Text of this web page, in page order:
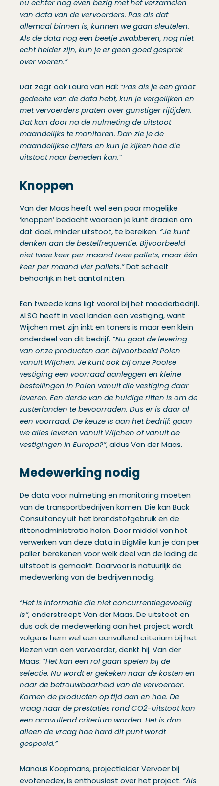
nu echter nog even bezig met het verzamelen
van data van de vervoerders. Pas als dat
allemaal binnen is, kunnen we gaan sleutelen.
Als de data nog een beetje zwabberen, nog niet
echt helder zijn, kun je er geen goed gesprek
over voeren.”
Dat zegt ook Laura van Hal: “Pas als je een groot
gedeelte van de data hebt, kun je vergelijken en
met vervoerders praten over gunstiger rijtijden.
Dat kan door na de nulmeting de uitstoot
maandelijks te monitoren. Dan zie je de
maandelijkse cijfers en kun je kijken hoe die
uitstoot naar beneden kan.”
Knoppen
Van der Maas heeft wel een paar mogelijke
‘knoppen’ bedacht waaraan je kunt draaien om
dat doel, minder uitstoot, te bereiken. “Je kunt
denken aan de bestelfrequentie. Bijvoorbeeld
niet twee keer per maand twee pallets, maar één
keer per maand vier pallets.”Dat scheelt
behoorlijk in het aantal ritten.
Een tweede kans ligt vooral bij het moederbedrijf.
ALSO heeft in veel landen een vestiging, want
Wijchen met zijn inkt en toners is maar een klein
onderdeel van dit bedrijf. “Nu gaat de levering
van onze producten aan bijvoorbeeld Polen
vanuit Wijchen. Je kunt ook bij onze Poolse
vestiging een voorraad aanleggen en kleine
bestellingen in Polen vanuit die vestiging daar
leveren. Een derde van de huidige ritten is om de
zusterlanden te bevoorraden. Dus er is daar al
een voorraad. De keuze is aan het bedrijf: gaan
we alles leveren vanuit Wijchen of vanuit de
vestigingen in Europa?”, aldus Van der Maas.
Medewerking nodig
De data voor nulmeting en monitoring moeten
van de transportbedrijven komen. Die kan Buck
Consultancy uit het brandstofgebruik en de
rittenadministratie halen. Door middel van het
verwerken van deze data in BigMile kun je dan per
pallet berekenen voor welk deel van de lading de
uitstoot is gemaakt. Daarvoor is natuurlijk de
medewerking van de bedrijven nodig.
“Het is informatie die niet concurrentiegevoelig
is”, onderstreept Van der Maas. De uitstoot en
dus ook de medewerking aan het project wordt
volgens hem wel een aanvullend criterium bij het
kiezen van een vervoerder, denkt hij. Van der
Maas: “Het kan een rol gaan spelen bij de
selectie. Nu wordt er gekeken naar de kosten en
naar de betrouwbaarheid van de vervoerder.
Komen de producten op tijd aan en hoe. De
vraag naar de prestaties rond CO2-uitstoot kan
een aanvullend criterium worden. Het is dan
alleen de vraag hoe hard dit punt wordt
gespeeld.”
Manous Koopmans, projectleider Vervoer bij
evofenedex, is enthousiast over het project. “Als